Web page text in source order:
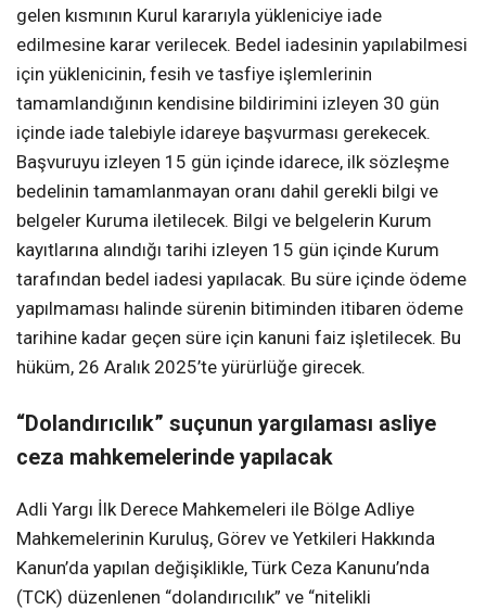
gelen kısmının Kurul kararıyla yükleniciye iade
edilmesine karar verilecek. Bedel iadesinin yapılabilmesi
için yüklenicinin, fesih ve tasfiye işlemlerinin
tamamlandığının kendisine bildirimini izleyen 30 gün
içinde iade talebiyle idareye başvurması gerekecek.
Başvuruyu izleyen 15 gün içinde idarece, ilk sözleşme
bedelinin tamamlanmayan oranı dahil gerekli bilgi ve
belgeler Kuruma iletilecek. Bilgi ve belgelerin Kurum
kayıtlarına alındığı tarihi izleyen 15 gün içinde Kurum
tarafından bedel iadesi yapılacak. Bu süre içinde ödeme
yapılmaması halinde sürenin bitiminden itibaren ödeme
tarihine kadar geçen süre için kanuni faiz işletilecek. Bu
hüküm, 26 Aralık 2025’te yürürlüğe girecek.
“Dolandırıcılık” suçunun yargılaması asliye
ceza mahkemelerinde yapılacak
Adli Yargı İlk Derece Mahkemeleri ile Bölge Adliye
Mahkemelerinin Kuruluş, Görev ve Yetkileri Hakkında
Kanun’da yapılan değişiklikle, Türk Ceza Kanunu’nda
(TCK) düzenlenen “dolandırıcılık” ve “nitelikli